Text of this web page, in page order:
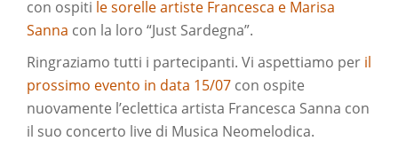
con ospiti le sorelle artiste Francesca e Marisa
Sanna con la loro “Just Sardegna”.
Ringraziamo tutti i partecipanti. Vi aspettiamo per il
prossimo evento in data 15/07 con ospite
nuovamente l’eclettica artista Francesca Sanna con
il suo concerto live di Musica Neomelodica.